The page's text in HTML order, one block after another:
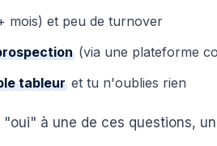
mois) et peu de turnover
(via une plateforme
tableur et tu n'oublies rien
"oui" à une de ces questions,